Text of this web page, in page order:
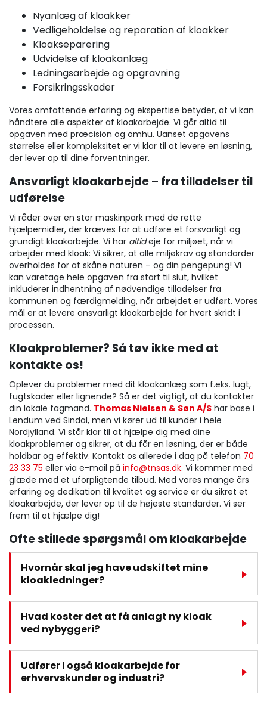
Nyanlæg af kloakker
Vedligeholdelse og reparation af kloakker
Kloakseparering
Udvidelse af kloakanlæg
Ledningsarbejde og opgravning
Forsikringsskader
Vores omfattende erfaring og ekspertise betyder, at vi kan
håndtere alle aspekter af kloakarbejde. Vi går altid til
opgaven med præcision og omhu. Uanset opgavens
størrelse eller kompleksitet er vi klar til at levere en løsning,
der lever op til dine forventninger.
Ansvarligt kloakarbejde – fra tilladelser til
udførelse
Vi råder over en stor maskinpark med de rette
hjælpemidler, der kræves for at udføre et forsvarligt og
grundigt kloakarbejde. Vi har altidøje for miljøet, når vi
arbejder med kloak: Vi sikrer, at alle miljøkrav og standarder
overholdes for at skåne naturen – og din pengepung! Vi
kan varetage hele opgaven fra start til slut, hvilket
inkluderer indhentning af nødvendige tilladelser fra
kommunen og færdigmelding, når arbejdet er udført. Vores
mål er at levere ansvarligt kloakarbejde for hvert skridt i
processen.
Kloakproblemer? Så tøv ikke med at
kontakte os!
Oplever du problemer med dit kloakanlæg som f.eks. lugt,
fugtskader eller lignende? Så er det vigtigt, at du kontakter
din lokale fagmand. Thomas Nielsen & Søn A/S har base i
Lendum ved Sindal, men vi kører ud til kunder i hele
Nordjylland. Vi står klar til at hjælpe dig med dine
kloakproblemer og sikrer, at du får en løsning, der er både
holdbar og effektiv. Kontakt os allerede i dag på telefon 70
23 33 75 eller via e-mail på info@tnsas.dk. Vi kommer med
glæde med et uforpligtende tilbud. Med vores mange års
erfaring og dedikation til kvalitet og service er du sikret et
kloakarbejde, der lever op til de højeste standarder. Vi ser
frem til at hjælpe dig!
Ofte stillede spørgsmål om kloakarbejde
Hvornår skal jeg have udskiftet mine
kloakledninger?
Hvad koster det at få anlagt ny kloak
ved nybyggeri?
Udfører I også kloakarbejde for
erhvervskunder og industri?